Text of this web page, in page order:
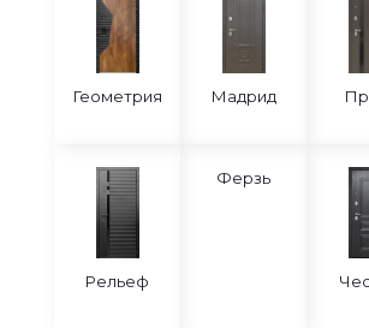
Геометрия Мадрид
Рельеф
Ферзь